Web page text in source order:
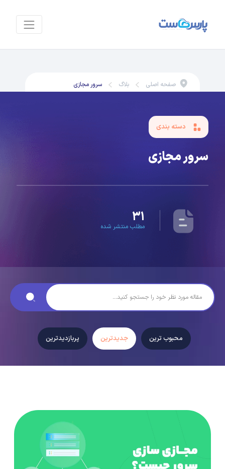
صفحه اصلی بلاگ سرور مجازی
دسته بندی
سرور مجازی
۳۱
مطلب منتشر شده
محبوب ترین جدیدترین پربازدیدترین